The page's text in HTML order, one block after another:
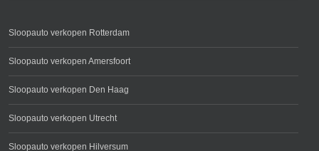
Sloopauto verkopen Rotterdam
Sloopauto verkopen Amersfoort
Sloopauto verkopen Den Haag
Sloopauto verkopen Utrecht
Sloopauto verkopen Hilversum